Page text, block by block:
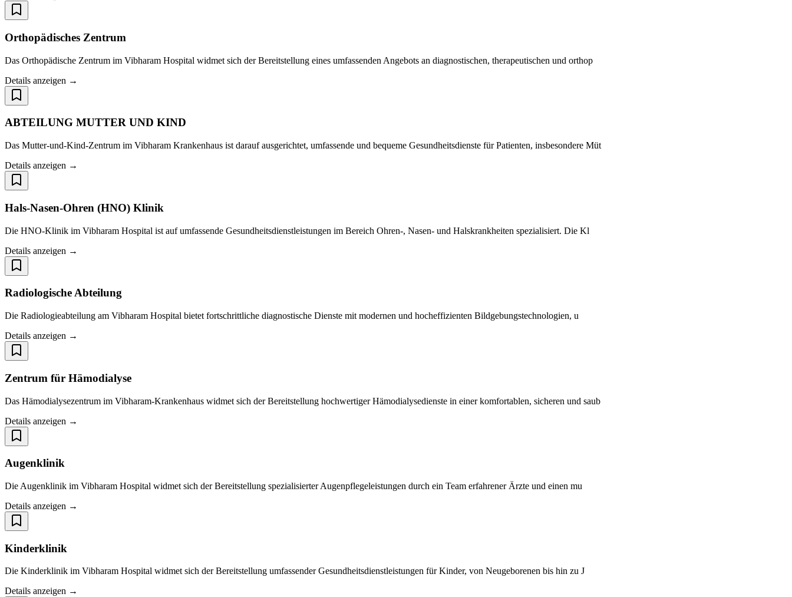
Orthopädisches Zentrum
Das Orthopädische Zentrum im Vibharam Hospital widmet sich der Bereitstellung eines umfassenden Angebots an diagnostischen, therapeutischen und orthop
Details anzeigen →
ABTEILUNG MUTTER UND KIND
Das Mutter-und-Kind-Zentrum im Vibharam Krankenhaus ist darauf ausgerichtet, umfassende und bequeme Gesundheitsdienste für Patienten, insbesondere Müt
Details anzeigen →
Hals-Nasen-Ohren (HNO) Klinik
Die HNO-Klinik im Vibharam Hospital ist auf umfassende Gesundheitsdienstleistungen im Bereich Ohren-, Nasen- und Halskrankheiten spezialisiert. Die Kl
Details anzeigen →
Radiologische Abteilung
Die Radiologieabteilung am Vibharam Hospital bietet fortschrittliche diagnostische Dienste mit modernen und hocheffizienten Bildgebungstechnologien, u
Details anzeigen →
Zentrum für Hämodialyse
Das Hämodialysezentrum im Vibharam-Krankenhaus widmet sich der Bereitstellung hochwertiger Hämodialysedienste in einer komfortablen, sicheren und saub
Details anzeigen →
Augenklinik
Die Augenklinik im Vibharam Hospital widmet sich der Bereitstellung spezialisierter Augenpflegeleistungen durch ein Team erfahrener Ärzte und einen mu
Details anzeigen →
Kinderklinik
Die Kinderklinik im Vibharam Hospital widmet sich der Bereitstellung umfassender Gesundheitsdienstleistungen für Kinder, von Neugeborenen bis hin zu J
Details anzeigen →